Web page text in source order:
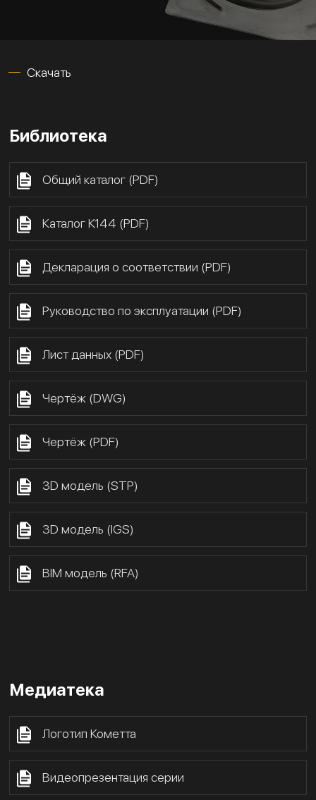
Скачать
Библиотека
Общий каталог (PDF)
Каталог К144 (PDF)
Декларация о соответствии (PDF)
Руководство по эксплуатации (PDF)
Лист данных (PDF)
Чертёж (DWG)
Чертёж (PDF)
3D модель (STP)
3D модель (IGS)
BIM модель (RFA)
Медиатека
Логотип Кометта
Видеопрезентация серии